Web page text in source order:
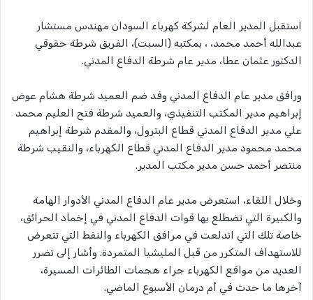
استقبل المدير العام لشركة كهرباء السودان مهندس مستشار
عبدالله أحمد محمد، ، بمكتبه (السبت)، الفريق شرطة حقوقي
الدكتور عثمان عطا، مدير عام شرطة الدفاع المدني.
ورافق مدير عام الدفاع المدني وفد ضم العميد شرطة هشام عوض
إبراهيم مدير المكتب التنفيذي، والعميد شرطة فتح العليم محمد
علي مدير الدفاع المدني قطاع البترول، والمقدم شرطة إبراهيم
محمد محمود مدير الدفاع المدني قطاع الكهرباء، والنقيب شرطة
منتصر أحمد حسن مدير مكتب المدير.
وخلال اللقاء، استعرض مدير عام الدفاع المدني الأدوار الهامة
والكبيرة التي تضطلع بها قوات الدفاع المدني في إخماد الحرائق،
خاصة تلك التي اندلعت في مرافق الكهرباء والنفط التي تتعرض
للاستهداف المتكرر من قبل المليشيا المتمردة. وأشار إلى تضرر
العديد من مواقع الكهرباء جراء هجمات الطائرات المسيرة،
آخرها ما حدث في أم درمان الأسبوع الماضي.